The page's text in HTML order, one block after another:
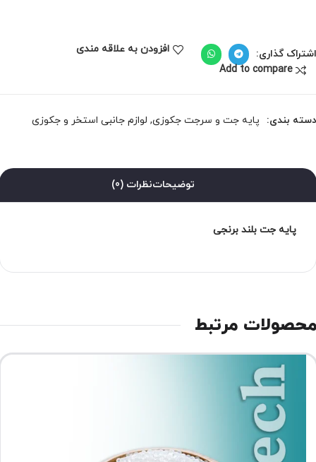
گذاری:
افزودن به علاقه مندی
Add to compare
بندی: پایه جت و سرجت جکوزی, لوازم جانبی استخر و جکوزی
توضیحاتنظرات (0)
پایه جت بلند برنجی
مرتبط